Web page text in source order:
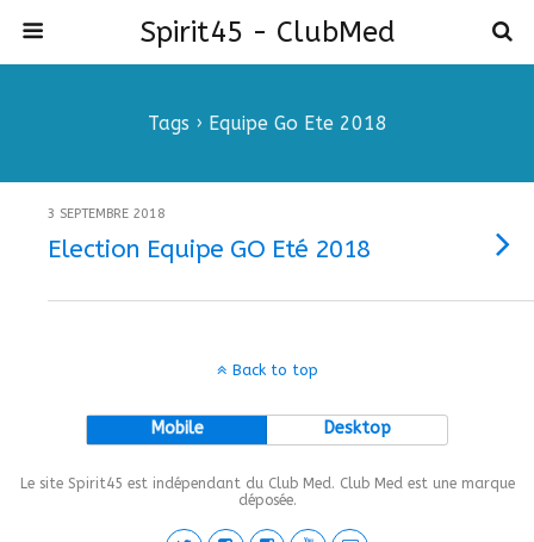
Spirit45 - ClubMed
Tags › Equipe Go Ete 2018
3 SEPTEMBRE 2018
Election Equipe GO Eté 2018
Back to top
Mobile Desktop
Le site Spirit45 est indépendant du Club Med. Club Med est une marque
déposée.